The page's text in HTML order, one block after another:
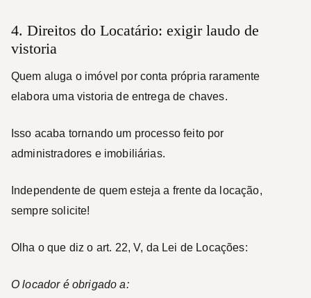
4. Direitos do Locatário: exigir laudo de
vistoria
Quem aluga o imóvel por conta própria raramente
elabora uma vistoria de entrega de chaves.
Isso acaba tornando um processo feito por
administradores e imobiliárias.
Independente de quem esteja a frente da locação,
sempre solicite!
Olha o que diz o art. 22, V, da Lei de Locações:
O locador é obrigado a: